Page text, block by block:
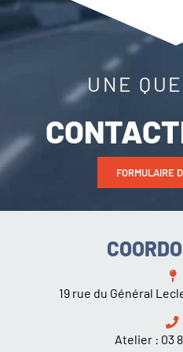
UNE
FORMULAIRE
19 rue du Général
Atelier : 03